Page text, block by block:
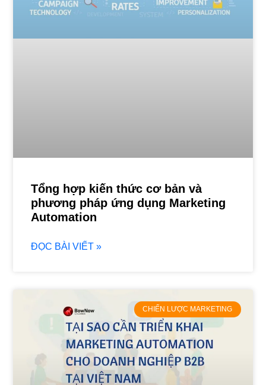
Tổng hợp kiến thức cơ bản và
phương pháp ứng dụng Marketing
Automation
ĐỌC BÀI VIẾT »
CHIẾN LƯỢC MARKETING